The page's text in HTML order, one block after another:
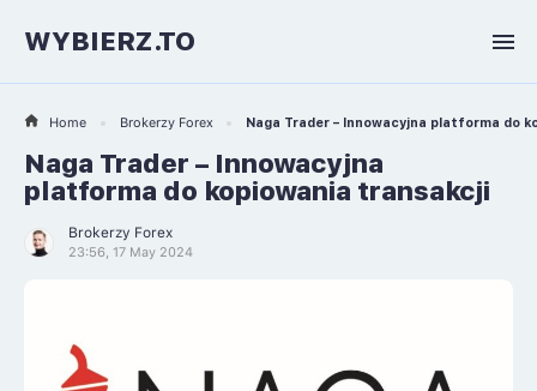
WYBIERZ.TO
Home Brokerzy Forex Naga Trader – Innowacyjna platforma do
Naga Trader – Innowacyjna
platforma do kopiowania transakcji
Brokerzy Forex
23:56, 17 May 2024